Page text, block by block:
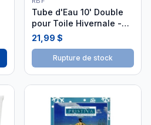
Tube d'Eau 10' Double
pour Toile Hivernale -
25ph3051
21,99 $
Rupture de stock